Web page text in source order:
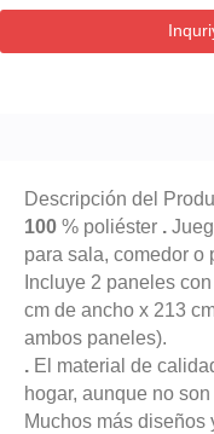
Descripción del
100 % poliéster .
para sala, comedor o
Incluye 2 paneles
cm de ancho x 213
ambos paneles).
. El material de
hogar, aunque no
Muchos más